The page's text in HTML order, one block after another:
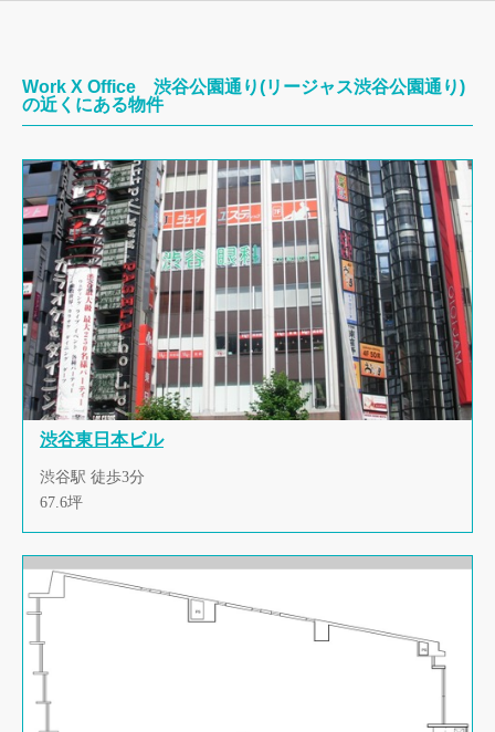
Work X Office 渋谷公園通り(リージャス渋谷公園通り)
の近くにある物件
渋谷東日本ビル
渋谷駅 徒歩3分
67.6坪